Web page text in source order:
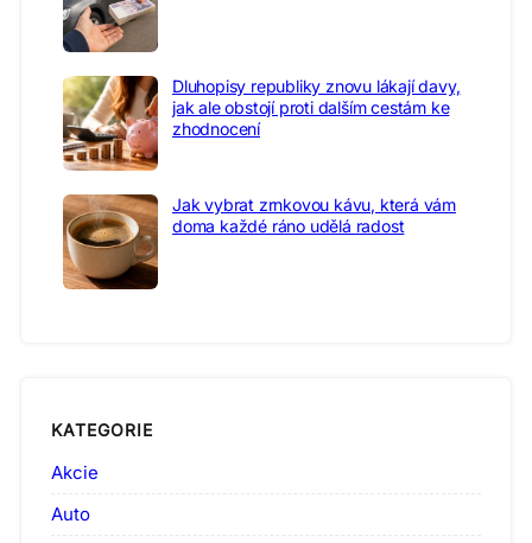
Dluhopisy republiky znovu lákají davy,
jak ale obstojí proti dalším cestám ke
zhodnocení
Jak vybrat zrnkovou kávu, která vám
doma každé ráno udělá radost
KATEGORIE
Akcie
Auto